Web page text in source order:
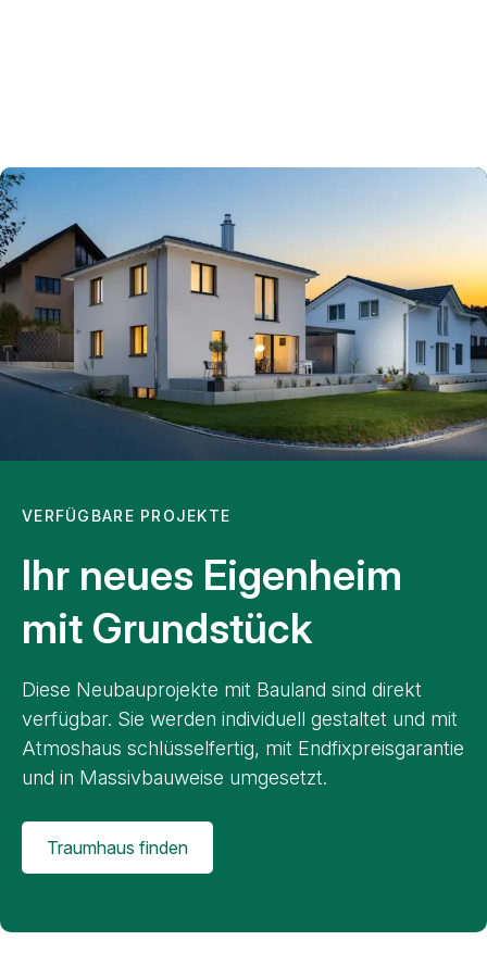
VERFÜGBARE PROJEKTE
Ihr neues Eigenheim
mit Grundstück
Diese Neubauprojekte mit Bauland sind direkt
verfügbar. Sie werden individuell gestaltet und mit
Atmoshaus schlüsselfertig, mit Endfixpreisgarantie
und in Massivbauweise umgesetzt.
Traumhaus finden